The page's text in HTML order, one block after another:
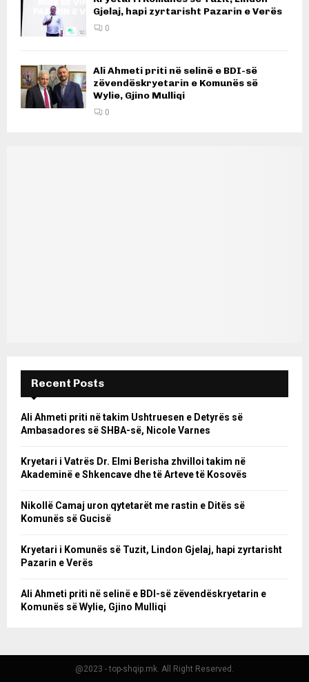
Gjelaj, hapi zyrtarisht Pazarin e Verës
0
Ali Ahmeti priti në selinë e BDI-së
zëvendëskryetarin e Komunës së
Wylie, Gjino Mulliqi
0
Recent Posts
Ali Ahmeti priti në takim Ushtruesen e Detyrës së
Ambasadores së SHBA-së, Nicole Varnes
Kryetari i Vatrës Dr. Elmi Berisha zhvilloi takim në
Akademinë e Shkencave dhe të Arteve të Kosovës
Nikollë Camaj uron qytetarët me rastin e Ditës së
Komunës së Gucisë
Kryetari i Komunës së Tuzit, Lindon Gjelaj, hapi zyrtarisht
Pazarin e Verës
Ali Ahmeti priti në selinë e BDI-së zëvendëskryetarin e
Komunës së Wylie, Gjino Mulliqi
@2023 - top-shqip.mk. All Right Reserved.